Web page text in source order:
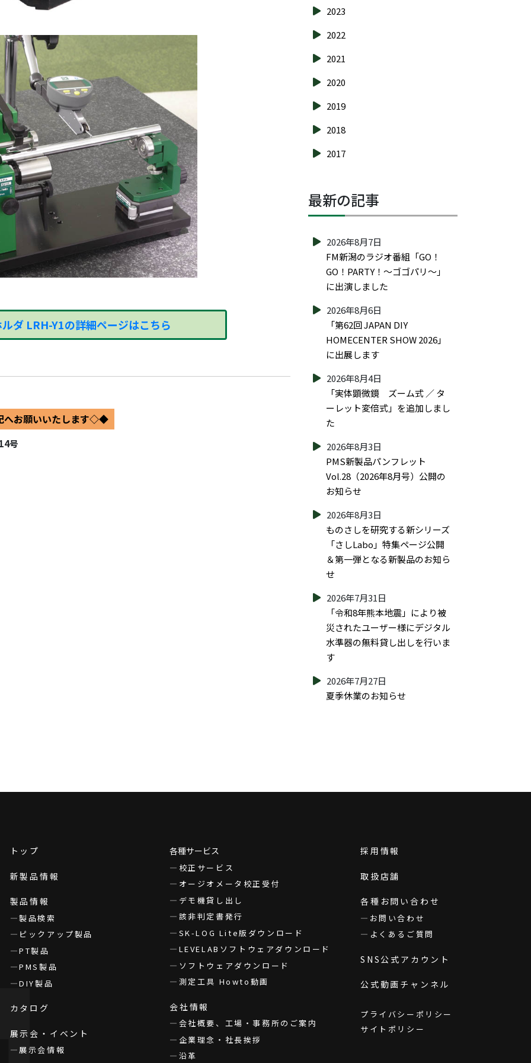
ダ LRH-Y1の詳細ページはこちら
へお願いいたします◇◆
号
2023
2022
2021
2020
2019
2018
2017
最新の記事
FM新潟のラジオ番組「GO！
GO！PARTY！～ゴゴパリ～」
に出演しました
2026年8月7日
「第62回 JAPAN DIY
HOMECENTER SHOW 2026」
に出展します
2026年8月6日
「実体顕微鏡 ズーム式 ／ タ
ーレット変倍式」を追加しまし
た
2026年8月4日
PMS新製品パンフレット
Vol.28（2026年8月号）公開の
お知らせ
2026年8月3日
ものさしを研究する新シリーズ
「さしLabo」特集ページ公開
＆第一弾となる新製品のお知ら
せ
2026年8月3日
「令和8年熊本地震」により被
災されたユーザー様にデジタル
水準器の無料貸し出しを行いま
す
2026年7月31日
夏季休業のお知らせ
2026年7月27日
トップ
新製品情報
製品情報
製品検索
ピックアップ製品
PT製品
PMS製品
DIY製品
カタログ
展示会・イベント
展示会情報
各種サービス
校正サービス
オージオメータ校正受付
デモ機貸し出し
該非判定書発行
SK-LOG Lite版ダウンロード
LEVELABソフトウェアダウンロード
ソフトウェアダウンロード
測定工具 Howto動画
会社情報
会社概要、工場・事務所のご案内
企業理念・社長挨拶
沿革
採用情報
取扱店舗
各種お問い合わせ
お問い合わせ
よくあるご質問
SNS公式アカウント
公式動画チャンネル
プライバシーポリシー
サイトポリシー